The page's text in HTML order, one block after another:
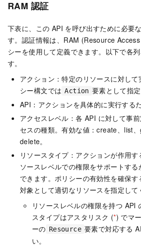
RAM 認証
下表に、この API を呼び出すために必要
す。認証情報は、RAM (Resource
シーを使用して定義できます。以下で各
す。
アクション：特定のリソースに対して
シー構文では Action 要素として指定
API：アクションを具体的に実行する
アクセスレベル：各 API に対して事
セスの種類。有効な値：create、list、
delete。
リソースタイプ：アクションが作用
ソースレベルでの権限をサポートす
できます。ポリシーの有効性を確保
対象として適切なリソースを指定して
リソースレベルの権限を持つ API
スタイプはアスタリスク (*) でマ
ーの Resource 要素で対応する
い。